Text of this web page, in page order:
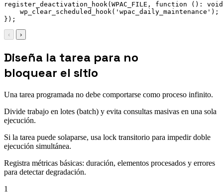
register_deactivation_hook(WPAC_FILE, function ():
    wp_clear_scheduled_hook('wpac_daily_maintenance');
});
‹ ›
Diseña la tarea para no
bloquear el sitio
Una tarea programada no debe comportarse como proceso infinito.
Divide trabajo en lotes (batch) y evita consultas masivas en una sola
ejecución.
Si la tarea puede solaparse, usa lock transitorio para impedir doble
ejecución simultánea.
Registra métricas básicas: duración, elementos procesados y errores
para detectar degradación.
1